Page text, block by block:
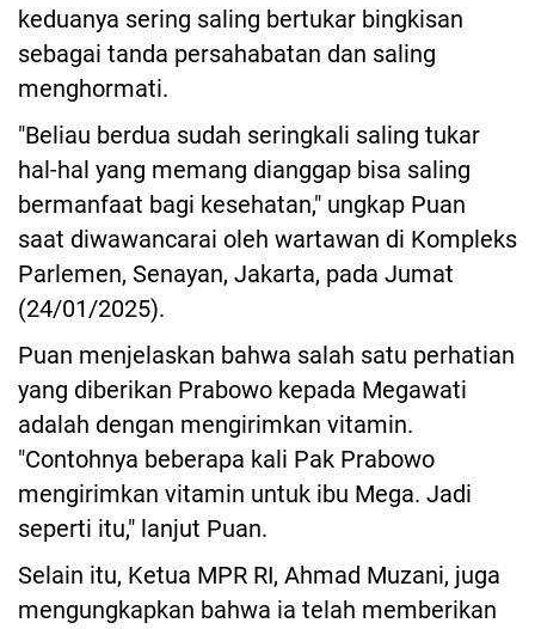
keduanya sering saling bertukar bingkisan
sebagai tanda persahabatan dan saling
menghormati.
"Beliau berdua sudah seringkali saling tukar
hal-hal yang memang dianggap bisa saling
bermanfaat bagi kesehatan," ungkap Puan
saat diwawancarai oleh wartawan di Kompleks
Parlemen, Senayan, Jakarta, pada Jumat
(24/01/2025).
Puan menjelaskan bahwa salah satu perhatian
yang diberikan Prabowo kepada Megawati
adalah dengan mengirimkan vitamin.
"Contohnya beberapa kali Pak Prabowo
mengirimkan vitamin untuk ibu Mega. Jadi
seperti itu," lanjut Puan.
Selain itu, Ketua MPR RI, Ahmad Muzani, juga
mengungkapkan bahwa ia telah memberikan